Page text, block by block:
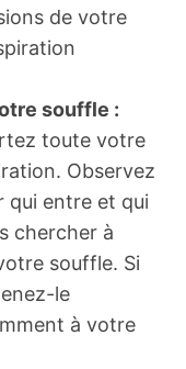
de votre
souffle :
toute votre
Observez
qui entre et qui
chercher à
souffle. Si
le
à votre